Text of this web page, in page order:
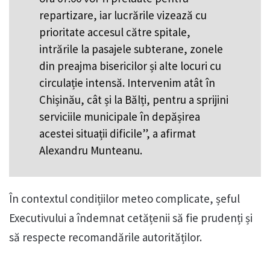
repartizare, iar lucrările vizează cu
prioritate accesul către spitale,
intrările la pasajele subterane, zonele
din preajma bisericilor și alte locuri cu
circulație intensă. Intervenim atât în
Chișinău, cât și la Bălți, pentru a sprijini
serviciile municipale în depășirea
acestei situații dificile”, a afirmat
Alexandru Munteanu.
În contextul condițiilor meteo complicate, șeful
Executivului a îndemnat cetățenii să fie prudenți și
să respecte recomandările autorităților.